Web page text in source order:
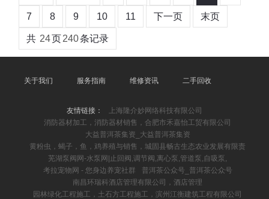
7 8 9 10 11 下一页 末页
共 24页240条记录
关于我们 服务指南 维修资讯 二手回收
友情链接：
上海隆介妙网络科技有限公司
消防器材加工，消防器材销售，合肥市禾嘉怡工贸有限公司
大益普洱茶集资_大益普洱茶集资
黄粉虫，蝎子，鱼，鸡养殖与销售，城固县畅古生态农业发展有限责
芜湖泵阀网-水泵网|止回阀,调节阀,离心泵,管道泵,自吸泵,
考拉宠物网 - 您身边养宠社群
普洱茶公众号_普洱茶公众号
南昌环瑞科酒店管理有限公司，酒店管理
园林绿化工程施工，土石方工程施工，滨州江衡建筑工程有限公司